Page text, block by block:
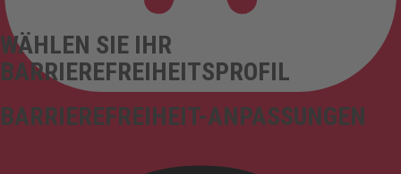
BARRIEREFREIHEIT-ANPASSUNGEN
WÄHLEN SIE IHR
BARRIEREFREIHEITSPROFIL